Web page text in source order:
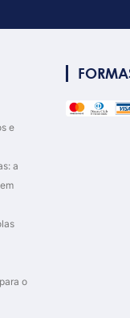
e
a
o